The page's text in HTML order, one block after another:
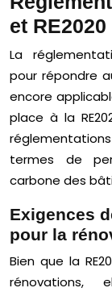
et RE2020
La
pour répondre
encore
place à la
termes de
carbone des
Exigences
pour la
Bien que la
rénovations,